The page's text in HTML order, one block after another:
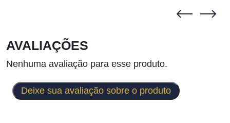
AVALIAÇÕES
Nenhuma avaliação para esse produto.
Deixe sua avaliação sobre o produto